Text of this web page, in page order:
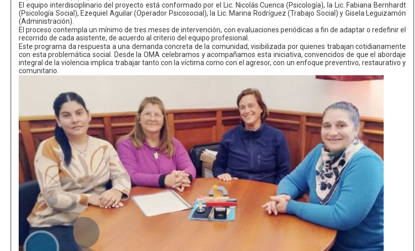
El equipo interdisciplinario del proyecto está conformado por el Lic. Nicolás Cuenca (Psicología), la Lic. Fabiana Bernhardt
(Psicología Social), Ezequiel Aguilar (Operador Psicosocial), la Lic. Marina Rodríguez (Trabajo Social) y Gisela Leguizamón
(Administración).
El proceso contempla un mínimo de tres meses de intervención, con evaluaciones periódicas a fin de adaptar o redefinir el
recorrido de cada asistente, de acuerdo al criterio del equipo profesional.
Este programa da respuesta a una demanda concreta de la comunidad, visibilizada por quienes trabajan cotidianamente
con esta problemática social. Desde la OMA celebramos y acompañamos esta iniciativa, convencidos de que el abordaje
integral de la violencia implica trabajar tanto con la víctima como con el agresor, con un enfoque preventivo, restaurativo y
comunitario.